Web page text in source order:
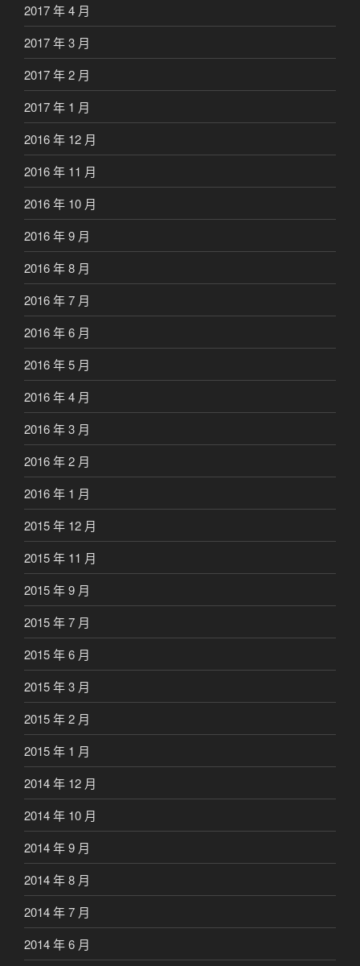
2017 年 4 月
2017 年 3 月
2017 年 2 月
2017 年 1 月
2016 年 12 月
2016 年 11 月
2016 年 10 月
2016 年 9 月
2016 年 8 月
2016 年 7 月
2016 年 6 月
2016 年 5 月
2016 年 4 月
2016 年 3 月
2016 年 2 月
2016 年 1 月
2015 年 12 月
2015 年 11 月
2015 年 9 月
2015 年 7 月
2015 年 6 月
2015 年 3 月
2015 年 2 月
2015 年 1 月
2014 年 12 月
2014 年 10 月
2014 年 9 月
2014 年 8 月
2014 年 7 月
2014 年 6 月